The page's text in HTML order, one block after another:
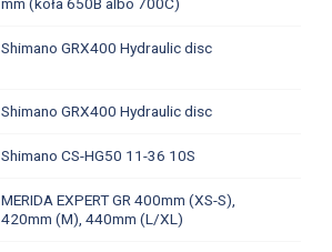
Shimano GRX400 Hydraulic disc
Shimano GRX400 Hydraulic disc
Shimano CS-HG50 11-36 10S
MERIDA EXPERT GR 400mm (XS-S),
420mm (M), 440mm (L/XL)